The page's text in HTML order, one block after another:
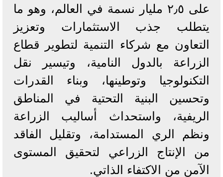
على ۲٫٥ مليار نسمة في العالم، وهو ما
يتطلب جذب الاستثمارات وتعزيز
التعاون مع شركاء التنمية لتطوير قطاع
الزراعة بالدول النامية، وتيسير نقل
التكنولوجيا وتوطينها، وبناء القدرات
وتحسين البنية التحتية في المناطق
الريفية، واستحداث أساليب الزراعة
ونظم الري المستدامة، وتقليل الفاقد
من الإنتاج الزراعي لتحقيق المستوى
الآمن من الاكتفاء الذاتي.